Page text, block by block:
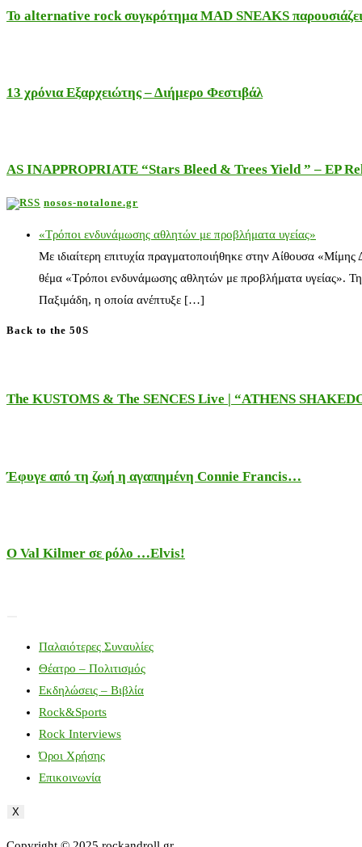
Το alternative rock συγκρότημα MAD SNEAKS
13 χρόνια Εξαρχειώτης – Διήμερο Φεστιβάλ
AS INAPPROPRIATE “Stars Bleed & Trees Yield ” – EP
nosos-notalone.gr
«Τρόποι ενδυνάμωσης αθλητών με προβλήματα υγείας»
Με ιδιαίτερη επιτυχία πραγματοποιήθηκε στην Αίθουσα
θέμα «Τρόποι ενδυνάμωσης αθλητών με προβλήματα υγείας».
Παξιμάδη, η οποία ανέπτυξε […]
Back to the 50S
The KUSTOMS & The SENCES Live | “ATHENS
Έφυγε από τη ζωή η αγαπημένη Connie Francis…
Ο Val Kilmer σε ρόλο …Elvis!
Παλαιότερες Συναυλίες
Θέατρο – Πολιτισμός
Εκδηλώσεις – Βιβλία
Rock&Sports
Rock Interviews
Όροι Χρήσης
Επικοινωνία
X